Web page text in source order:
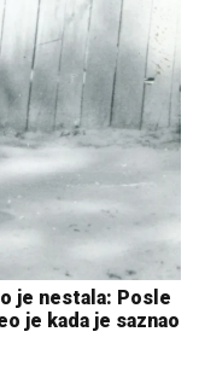
je nestala: Posle
je kada je saznao